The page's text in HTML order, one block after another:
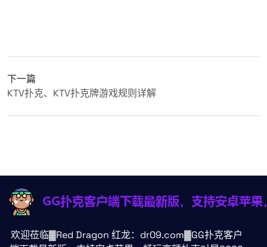
下一篇
KTV扑克、KTV扑克牌游戏规则详解
欢迎莅临▓Red Dragon 红龙：dr09.com▓GG扑克客户